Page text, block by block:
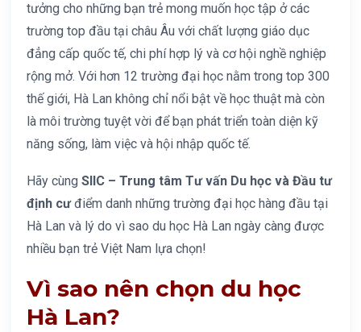
tưởng cho những bạn trẻ mong muốn học tập ở các
trường top đầu tại châu Âu với chất lượng giáo dục
đẳng cấp quốc tế, chi phí hợp lý và cơ hội nghề nghiệp
rộng mở. Với hơn 12 trường đại học nằm trong top 300
thế giới, Hà Lan không chỉ nổi bật về học thuật mà còn
là môi trường tuyệt vời để bạn phát triển toàn diện kỹ
năng sống, làm việc và hội nhập quốc tế.
Hãy cùng SIIC – Trung tâm Tư vấn Du học và Đầu tư
định cưđiểm danh những trường đại học hàng đầu tại
Hà Lan và lý do vì sao du học Hà Lan ngày càng được
nhiều bạn trẻ Việt Nam lựa chọn!
Vì sao nên chọn du học
Hà Lan?